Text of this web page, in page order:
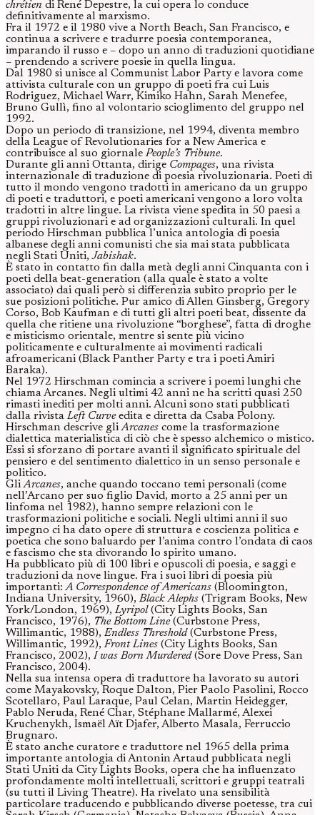
chrétien di René Depestre, la cui opera lo conduce
definitivamente al marxismo.
Fra il 1972 e il 1980 vive a North Beach, San Francisco, e
continua a scrivere e tradurre poesia contemporanea,
imparando il russo e – dopo un anno di traduzioni quotidiane
– prendendo a scrivere poesie in quella lingua.
Dal 1980 si unisce al Communist Labor Party e lavora come
attivista culturale con un gruppo di poeti fra cui Luis
Rodriguez, Michael Warr, Kimiko Hahn, Sarah Menefee,
Bruno Gullì, fino al volontario scioglimento del gruppo nel
1992.
Dopo un periodo di transizione, nel 1994, diventa membro
della League of Revolutionaries for a New America e
contribuisce al suo giornale People’s Tribune.
Durante gli anni Ottanta, dirige Compages, una rivista
internazionale di traduzione di poesia rivoluzionaria. Poeti di
tutto il mondo vengono tradotti in americano da un gruppo
di poeti e traduttori, e poeti americani vengono a loro volta
tradotti in altre lingue. La rivista viene spedita in 50 paesi a
gruppi rivoluzionari e ad organizzazioni culturali. In quel
periodo Hirschman pubblica l’unica antologia di poesia
albanese degli anni comunisti che sia mai stata pubblicata
negli Stati Uniti,Jabishak.
È stato in contatto fin dalla metà degli anni Cinquanta con i
poeti della beat-generation (alla quale è stato a volte
associato) dai quali però si differenzia subito proprio per le
sue posizioni politiche. Pur amico di Allen Ginsberg, Gregory
Corso, Bob Kaufman e di tutti gli altri poeti beat, dissente da
quella che ritiene una rivoluzione “borghese”, fatta di droghe
e misticismo orientale, mentre si sente più vicino
politicamente e culturalmente ai movimenti radicali
afroamericani (Black Panther Party e tra i poeti Amiri
Baraka).
Nel 1972 Hirschman comincia a scrivere i poemi lunghi che
chiama Arcanes. Negli ultimi 42 anni ne ha scritti quasi 250
rimasti inediti per molti anni. Alcuni sono stati pubblicati
dalla rivista Left Curveedita e diretta da Csaba Polony.
Hirschman descrive gliArcanes come la trasformazione
dialettica materialistica di ciò che è spesso alchemico o mistico.
Essi si sforzano di portare avanti il significato spirituale del
pensiero e del sentimento dialettico in un senso personale e
politico.
GliArcanes, anche quando toccano temi personali (come
nell’Arcano per suo figlio David, morto a 25 anni per un
linfoma nel 1982), hanno sempre relazioni con le
trasformazioni politiche e sociali. Negli ultimi anni il suo
impegno ci ha dato opere di struttura e coscienza politica e
poetica che sono baluardo per l’anima contro l’ondata di caos
e fascismo che sta divorando lo spirito umano.
Ha pubblicato più di 100 libri e opuscoli di poesia, e saggi e
traduzioni da nove lingue. Fra i suoi libri di poesia più
importanti:A Correspondence of Americans (Bloomington,
Indiana University, 1960),Black Alephs (Trigram Books, New
York/London, 1969), Lyripol(City Lights Books, San
Francisco, 1976), The Bottom Line(Curbstone Press,
Willimantic, 1988), Endless Threshold(Curbstone Press,
Willimantic, 1992), Front Lines (City Lights Books, San
Francisco, 2002), I was Born Murdered(Sore Dove Press, San
Francisco, 2004).
Nella sua intensa opera di traduttore ha lavorato su autori
come Mayakovsky, Roque Dalton, Pier Paolo Pasolini, Rocco
Scotellaro, Paul Laraque, Paul Celan, Martin Heidegger,
Pablo Neruda, René Char, Stéphane Mallarmé, Alexei
Kruchenykh, Ismaël Aït Djafer, Alberto Masala, Ferruccio
Brugnaro.
È stato anche curatore e traduttore nel 1965 della prima
importante antologia di Antonin Artaud pubblicata negli
Stati Uniti da City Lights Books, opera che ha influenzato
profondamente molti intellettuali, scrittori e gruppi teatrali
(su tutti il Living Theatre). Ha rivelato una sensibilità
particolare traducendo e pubblicando diverse poetesse, tra cui